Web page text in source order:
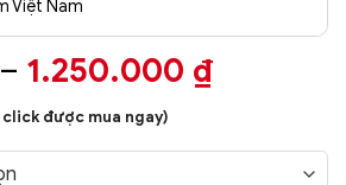
Việt Nam
– 1.250.000 ₫Khoảng
được mua ngay)